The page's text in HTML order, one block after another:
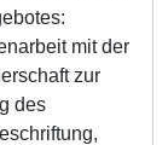
mit der
zur
des